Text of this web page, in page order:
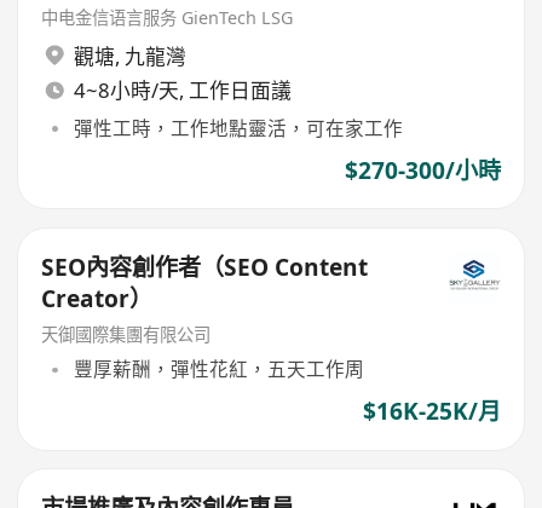
中电金信语言服务 GienTech LSG
觀塘, 九龍灣
4~8小時/天, 工作日面議
彈性工時，工作地點靈活，可在家工作
$270-300/小時
SEO內容創作者（SEO Content
Creator）
天御國際集團有限公司
豐厚薪酬，彈性花紅，五天工作周
$16K-25K/月